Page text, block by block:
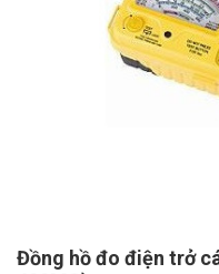
Đồng hồ đo điện trở